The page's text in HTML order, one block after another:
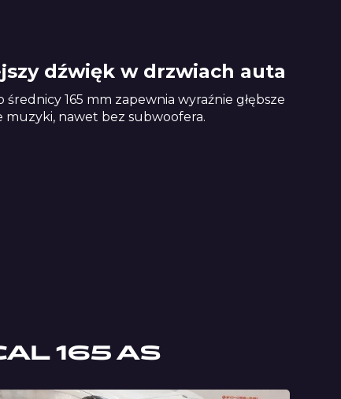
dźwięk w drzwiach auta
165 mm zapewnia wyraźnie głębsze
muzyki, nawet bez subwoofera.
165 AS